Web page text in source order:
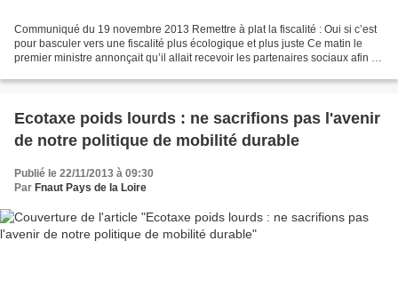
Communiqué du 19 novembre 2013 Remettre à plat la fiscalité : Oui si c’est
pour basculer vers une fiscalité plus écologique et plus juste Ce matin le
premier ministre annonçait qu’il allait recevoir les partenaires sociaux afin de
Ecotaxe poids lourds : ne sacrifions pas l'avenir
de notre politique de mobilité durable
Publié le 22/11/2013 à 09:30
Par Fnaut Pays de la Loire